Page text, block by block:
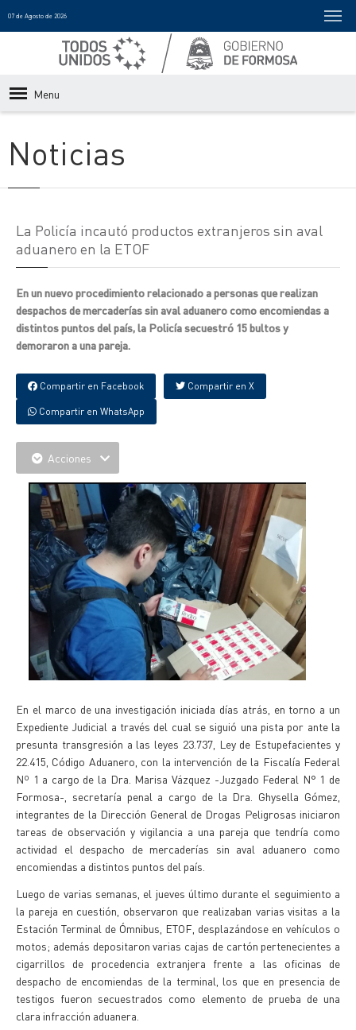
07 de Agosto de 2026
Menu
Noticias
La Policía incautó productos extranjeros sin aval
aduanero en la ETOF
En un nuevo procedimiento relacionado a personas que realizan
despachos de mercaderías sin aval aduanero como encomiendas a
distintos puntos del país, la Policía secuestró 15 bultos y
demoraron a una pareja.
Compartir en Facebook Compartir en X
Compartir en WhatsApp
Acciones
En el marco de una investigación iniciada días atrás, en torno a un
Expediente Judicial a través del cual se siguió una pista por ante la
presunta transgresión a las leyes 23.737, Ley de Estupefacientes y
22.415, Código Aduanero, con la intervención de la Fiscalía Federal
Nº 1 a cargo de la Dra. Marisa Vázquez -Juzgado Federal N° 1 de
Formosa-, secretaría penal a cargo de la Dra. Ghysella Gómez,
integrantes de la Dirección General de Drogas Peligrosas iniciaron
tareas de observación y vigilancia a una pareja que tendría como
actividad el despacho de mercaderías sin aval aduanero como
encomiendas a distintos puntos del país.
Luego de varias semanas, el jueves último durante el seguimiento a
la pareja en cuestión, observaron que realizaban varias visitas a la
Estación Terminal de Ómnibus, ETOF, desplazándose en vehículos o
motos; además depositaron varias cajas de cartón pertenecientes a
cigarrillos de procedencia extranjera frente a las oficinas de
despacho de encomiendas de la terminal, los que en presencia de
testigos fueron secuestrados como elemento de prueba de una
clara infracción aduanera.